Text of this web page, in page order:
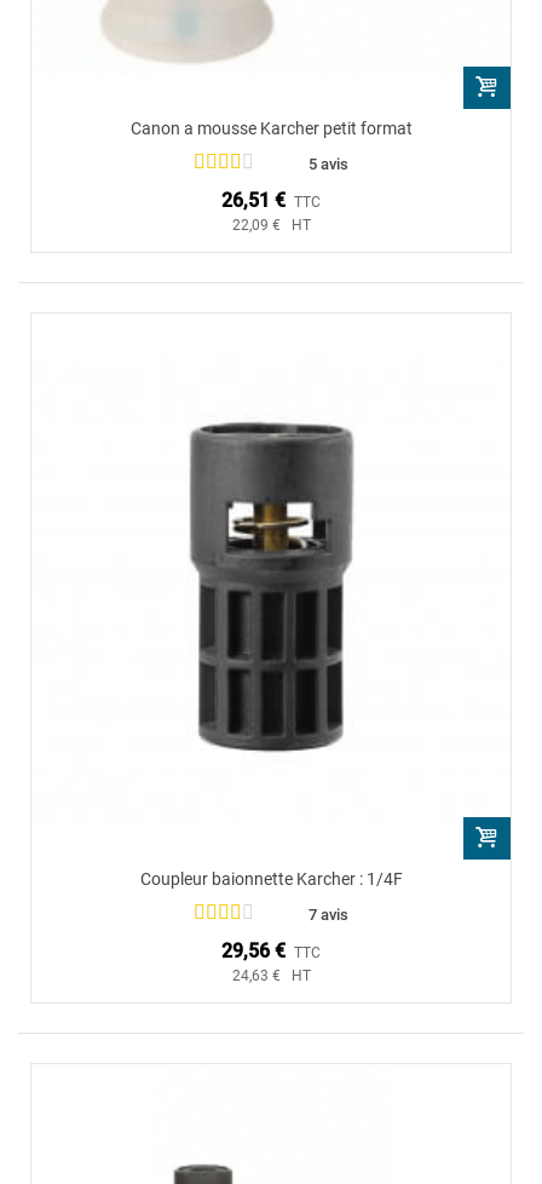
Canon a mousse Karcher petit format
5 avis
26,51 € TTC
22,09 € HT
Coupleur baionnette Karcher : 1/4F
7 avis
29,56 € TTC
24,63 € HT